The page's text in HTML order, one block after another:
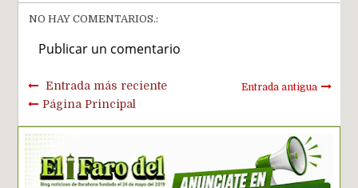
NO HAY COMENTARIOS.:
Publicar un comentario
Entrada más reciente Entrada antigua
Página Principal